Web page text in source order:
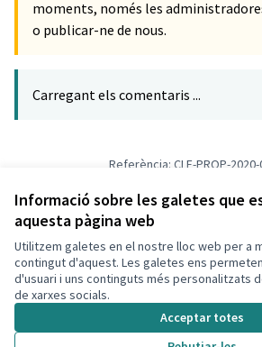
Informació sobre les galetes que
aquesta pàgina web
Utilitzem galetes en el nostre lloc web per a
contingut d'aquest. Les galetes ens
d'usuari i uns continguts més personalitzats
de xarxes socials.
Acceptar totes
moments, només les
o publicar-ne de nous.
Carregant els comentaris ...
Referència: CLF-PROP-
Verifica l'empremta
Termes i condicions d'ús
Configuració de les galetes
Decidim Calafell a X
(Enllaç extern)
Decidim Calafell a Facebook
Decidim Calafell a YouTube
Decidim Calafell a GitHub
(Enllaç extern)